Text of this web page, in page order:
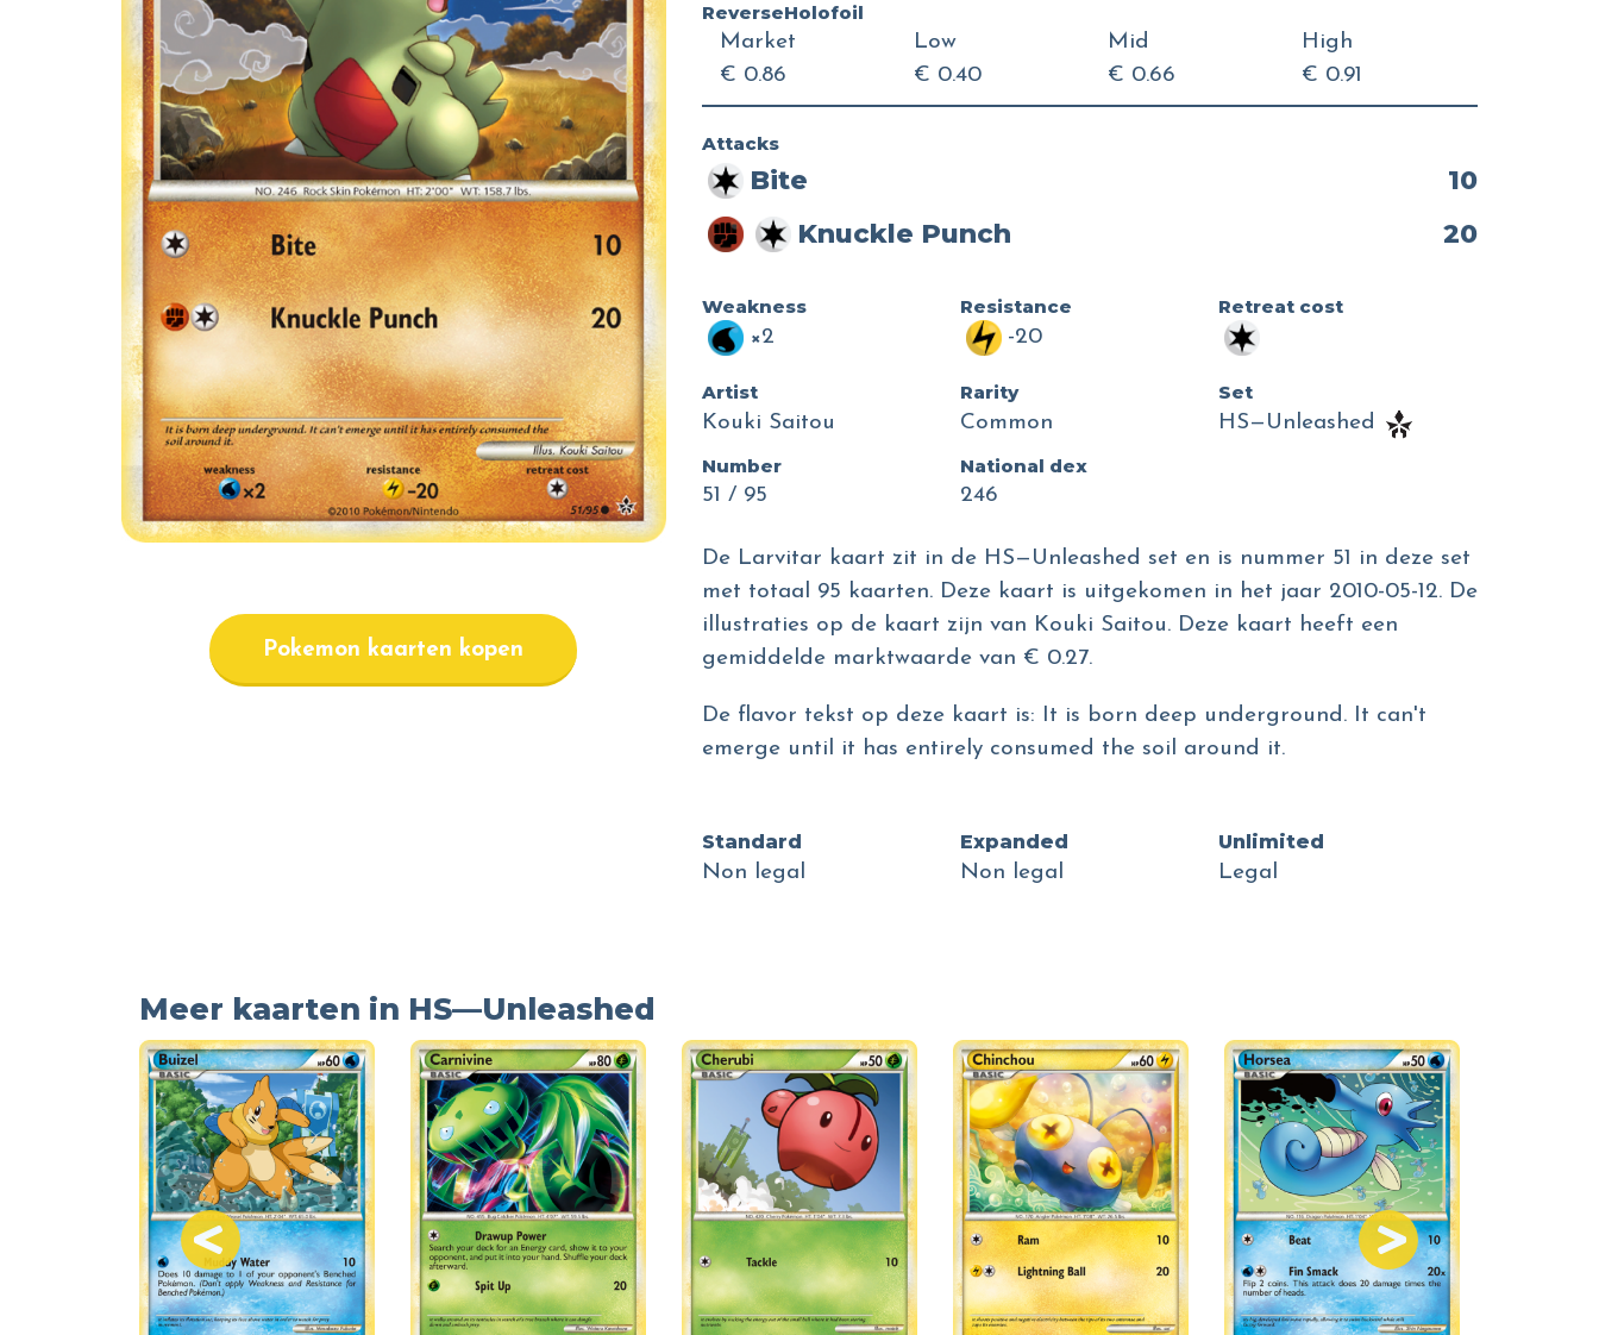
Pokemon kaarten kopen
ReverseHolofoil
Market
€ 0.86
Low
€ 0.40
Mid
€ 0.66
High
€ 0.91
Attacks
Bite
10
Knuckle Punch
20
Weakness
×2
Resistance
-20
Retreat cost
Artist
Kouki Saitou
Rarity
Common
Set
HS—Unleashed
Number
51 / 95
National dex
246
De Larvitar kaart zit in de HS—Unleashed set en is nummer 51 in deze set
met totaal 95 kaarten. Deze kaart is uitgekomen in het jaar 2010-05-12. De
illustraties op de kaart zijn van Kouki Saitou. Deze kaart heeft een
gemiddelde marktwaarde van € 0.27.
De flavor tekst op deze kaart is: It is born deep underground. It can't
emerge until it has entirely consumed the soil around it.
Standard
Non legal
Expanded
Non legal
Unlimited
Legal
Meer kaarten in HS—Unleashed